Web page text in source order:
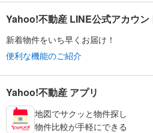
Yahoo!不動産 LINE公式アカウン
新着物件をいち早くお届け！
便利な機能のご紹介
Yahoo!不動産 アプリ
地図でサクッと物件探し
物件比較が手軽にできる